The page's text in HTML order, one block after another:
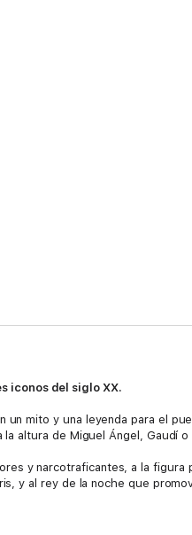
iconos del siglo XX.
mito y una leyenda para el
altura de Miguel Ángel, Gaudí
y narcotraficantes, a la figura
y al rey de la noche que